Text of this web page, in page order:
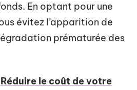
En optant pour une
évitez l’apparition de
prématurée des
Réduire le coût de votre